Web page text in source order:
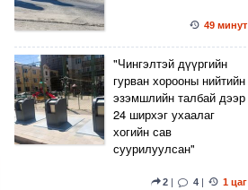
49 минут
"Чингэлтэй дүүргийн
гурван хорооны нийтийн
эзэмшлийн талбай дээр
24 ширхэг ухаалаг
хогийн сав
суурилуулсан"
2 | 4 | 1 цаг